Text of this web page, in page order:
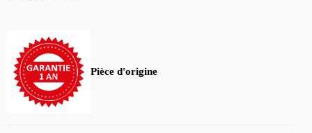
Pièce d'origine